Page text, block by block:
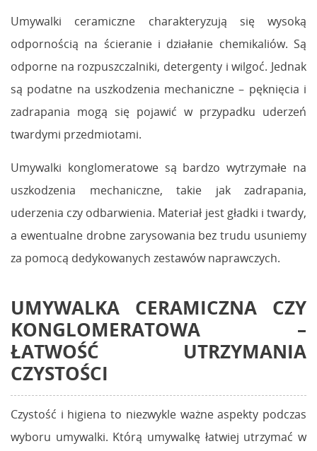
Umywalki ceramiczne charakteryzują się wysoką
odpornością na ścieranie i działanie chemikaliów. Są
odporne na rozpuszczalniki, detergenty i wilgoć. Jednak
są podatne na uszkodzenia mechaniczne – pęknięcia i
zadrapania mogą się pojawić w przypadku uderzeń
twardymi przedmiotami.
Umywalki konglomeratowe są bardzo wytrzymałe na
uszkodzenia mechaniczne, takie jak zadrapania,
uderzenia czy odbarwienia. Materiał jest gładki i twardy,
a ewentualne drobne zarysowania bez trudu usuniemy
za pomocą dedykowanych zestawów naprawczych.
UMYWALKA CERAMICZNA CZY
KONGLOMERATOWA –
ŁATWOŚĆ UTRZYMANIA
CZYSTOŚCI
Czystość i higiena to niezwykle ważne aspekty podczas
wyboru umywalki. Którą umywalkę łatwiej utrzymać w